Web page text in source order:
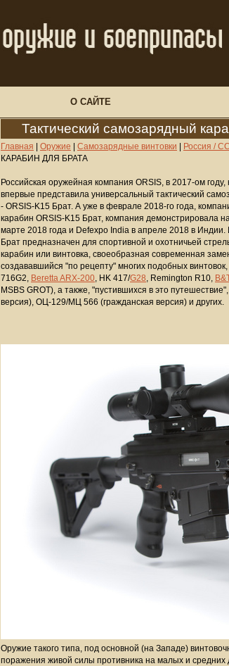
О САЙТЕ
Тактический самозарядный
Главная Оружие Самозарядные винтовки Россия /
КАРАБИН ДЛЯ БРАТА
Российская оружейная компания ORSIS, в 2017-ом
впервые представила универсальный тактический
- ORSIS-K15 Брат. А уже в феврале 2018-го года,
карабин ORSIS-K15 Брат, компания демонстрировала
марте 2018 года и Defexpo India в апреле 2018 в
Брат предназначен для спортивной и охотничьей
карабин или винтовка, своеобразная современная
создававшийся "по рецепту" многих подобных
716G2, Beretta ARX-200, HK 417/G28, Remington R10,
MSBS GROT), а также, "пустившихся в это
версия), ОЦ-129/МЦ 566 (гражданская версия) и других.
Оружие такого типа, под основной (на Западе)
поражения живой силы противника на малых и средних